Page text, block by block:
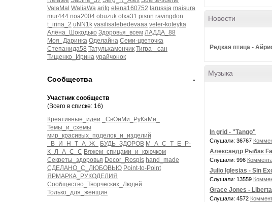
ValaMal WaliaWa arifg elena160752 larussja maisura
mur444 noa2004 obuzuk olxa31 pisnn ravingdon
t_irina_2 uNN1k vasilisalebedevaaa veter-koteyka
Алёна_Шокодько Здоровья_всем ЛАДДА_88
Моя_Даринка Оделайна Семи-цветочка
Степанида58 Татульхамончик Тигра-_сан
Тищенко_Ирина урайчонок
-
Сообщества
Участник сообществ
(Всего в списке: 16)
Креативные_идеи
_СвОиМи_РуКаМи_
Темы_и_схемы
мир_красивых_поделок_и_изделий
_В_И_Н_Т_А_Ж_
БУДЬ_ЗДОРОВ М_А_С_Т_Е_Р-
К_Л_А_С_С Вяжем_спицами_и_крючком
Секреты_здоровья Decor_Rospis hand_made
СДЕЛАНО_С_ЛЮБОВЬЮ Point-to-Point
ЯРМАРКА_РУКОДЕЛИЯ
Сообщество_Творческих_Людей
Только_для_женщин
Новости
Редкая птица -
Музыка
In grid - "Tango"
Слушали: 36767
Александр Рыбак
Слушали: 996
Julio Iglesias - Sin
Слушали: 13559
Grace Jones -
Слушали: 4572